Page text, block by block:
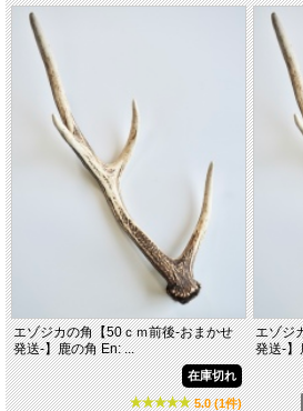
エゾジカの角【50ｃｍ前後-おまかせ
発送-】鹿の角 En: ...
在庫切れ
5.0 (1件)
エゾジ
発送-】